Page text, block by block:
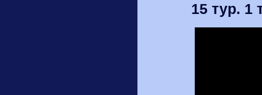
15 тур. 1